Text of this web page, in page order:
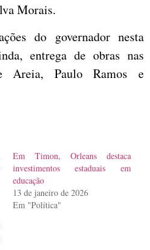
Morais.
do governador nesta
entrega de obras nas
Areia, Paulo Ramos e
Em Timon, Orleans destaca
investimentos estaduais em
educação
13 de janeiro de 2026
Em "Política"